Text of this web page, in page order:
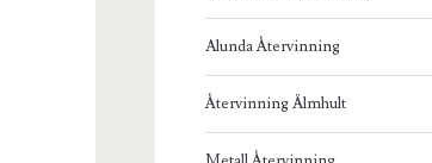
Alunda Återvinning
Återvinning Älmhult